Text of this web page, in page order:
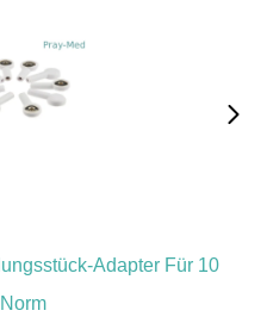
Adapter Für 10